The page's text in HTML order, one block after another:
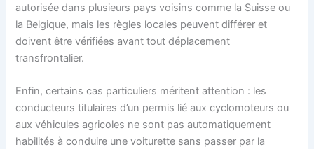
autorisée dans plusieurs pays voisins comme la Suisse ou
la Belgique, mais les règles locales peuvent différer et
doivent être vérifiées avant tout déplacement
transfrontalier.
Enfin, certains cas particuliers méritent attention : les
conducteurs titulaires d’un permis lié aux cyclomoteurs ou
aux véhicules agricoles ne sont pas automatiquement
habilités à conduire une voiturette sans passer par la